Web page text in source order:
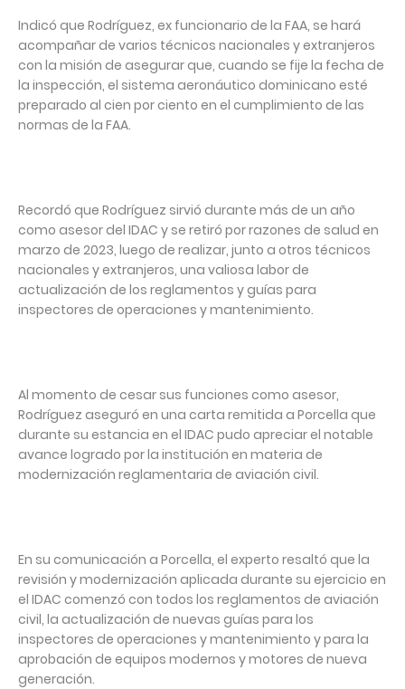
Indicó que Rodríguez, ex funcionario de la FAA, se hará
acompañar de varios técnicos nacionales y extranjeros
con la misión de asegurar que, cuando se fije la fecha de
la inspección, el sistema aeronáutico dominicano esté
preparado al cien por ciento en el cumplimiento de las
normas de la FAA.
Recordó que Rodríguez sirvió durante más de un año
como asesor del IDAC y se retiró por razones de salud en
marzo de 2023, luego de realizar, junto a otros técnicos
nacionales y extranjeros, una valiosa labor de
actualización de los reglamentos y guías para
inspectores de operaciones y mantenimiento.
Al momento de cesar sus funciones como asesor,
Rodríguez aseguró en una carta remitida a Porcella que
durante su estancia en el IDAC pudo apreciar el notable
avance logrado por la institución en materia de
modernización reglamentaria de aviación civil.
En su comunicación a Porcella, el experto resaltó que la
revisión y modernización aplicada durante su ejercicio en
el IDAC comenzó con todos los reglamentos de aviación
civil, la actualización de nuevas guías para los
inspectores de operaciones y mantenimiento y para la
aprobación de equipos modernos y motores de nueva
generación.